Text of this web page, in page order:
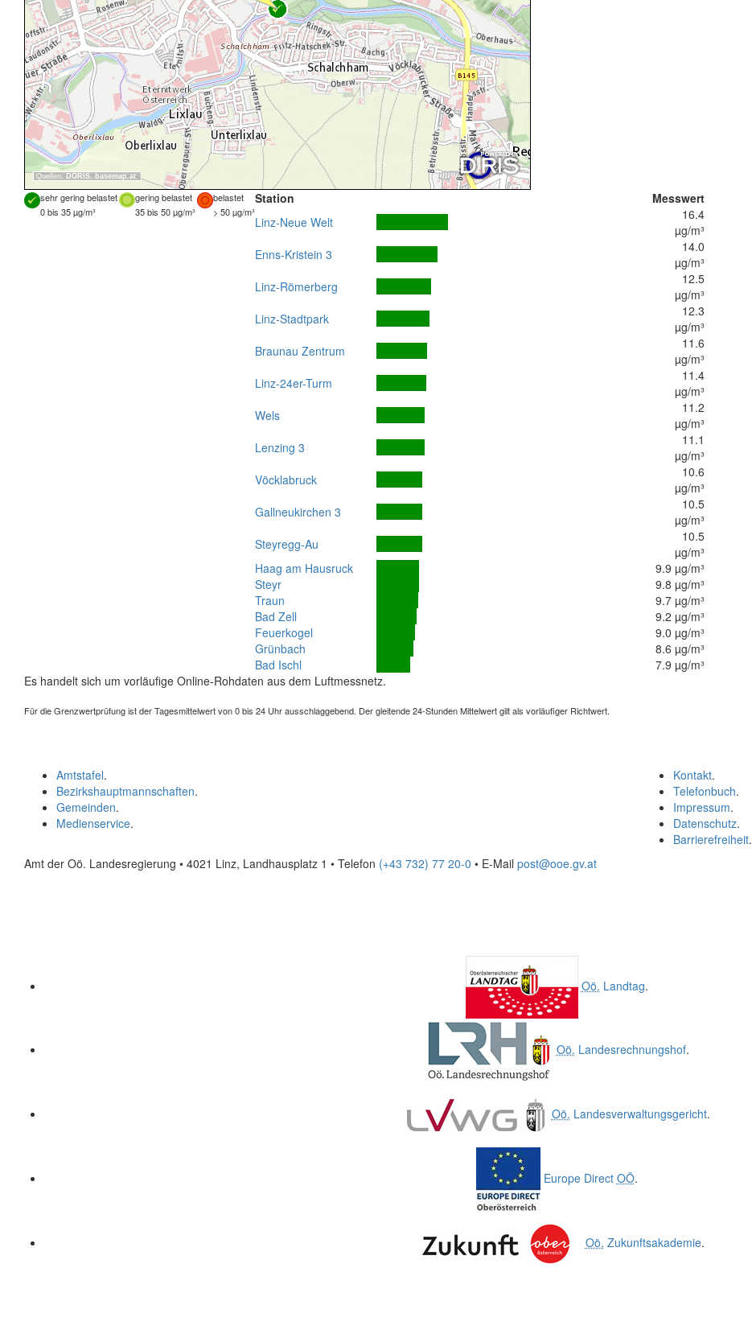
Quellen: DORIS, basemap.at
sehr gering belastet gering belastet
belastet
0 bis 35 µg/m³
35 bis 50 µg/m³ > 50 µg/m³
Station
Messwert
Linz-Neue Welt
16.4
µg/m³
Enns-Kristein 3
14.0
µg/m³
Linz-Römerberg
12.5
µg/m³
Linz-Stadtpark
12.3
µg/m³
Braunau Zentrum
11.6
µg/m³
Linz-24er-Turm
11.4
µg/m³
Wels
11.2
µg/m³
Lenzing 3
11.1
µg/m³
Vöcklabruck
10.6
µg/m³
Gallneukirchen 3
10.5
µg/m³
Steyregg-Au
10.5
µg/m³
Haag am Hausruck
9.9 µg/m³
Steyr
9.8 µg/m³
Traun
9.7 µg/m³
Bad Zell
9.2 µg/m³
Feuerkogel
9.0 µg/m³
Grünbach
8.6 µg/m³
Bad Ischl
7.9 µg/m³
Es handelt sich um vorläufige Online-Rohdaten aus dem Luftmessnetz.
Für die Grenzwertprüfung ist der Tagesmittelwert von 0 bis 24 Uhr ausschlaggebend. Der gleitende 24-Stunden Mittelwert gilt als vorläufiger Richtwert.
Kontakt.
Telefonbuch.
Impressum.
Datenschutz.
Barrierefreiheit.
Amtstafel.
Bezirkshauptmannschaften.
Gemeinden.
Medienservice.
Amt der Oö. Landesregierung • 4021 Linz, Landhausplatz 1 • Telefon (+43 732) 77 20-0 • E-Mail post@ooe.gv.at
Oö. Landtag.
Oö. Landesrechnungshof.
Oö. Landesverwaltungsgericht.
Europe Direct OÖ.
Oö. Zukunftsakademie.